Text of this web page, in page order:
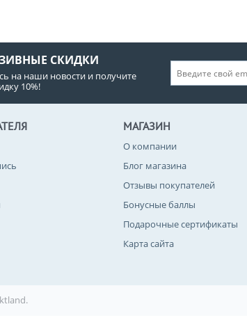
СКИДКИ
на наши новости и получите
10%!
МАГАЗИН
О компании
Блог магазина
Отзывы покупателей
Бонусные баллы
Подарочные сертификаты
Карта сайта